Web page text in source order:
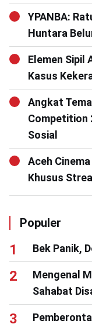
YPANBA:
Huntara
Elemen Sipil
Kasus
Angkat
Competition
Sosial
Aceh
Khusus
Populer
Bek Panik,
Mengenal
Sahabat